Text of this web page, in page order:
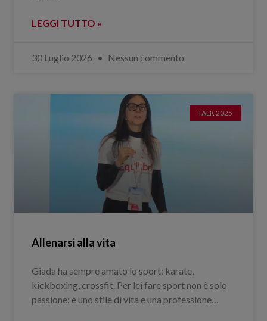
LEGGI TUTTO »
30 Luglio 2026 Nessun commento
TALK 2025
Allenarsi alla vita
Giada ha sempre amato lo sport: karate,
kickboxing, crossfit. Per lei fare sport non è solo
passione: è uno stile di vita e una professione…